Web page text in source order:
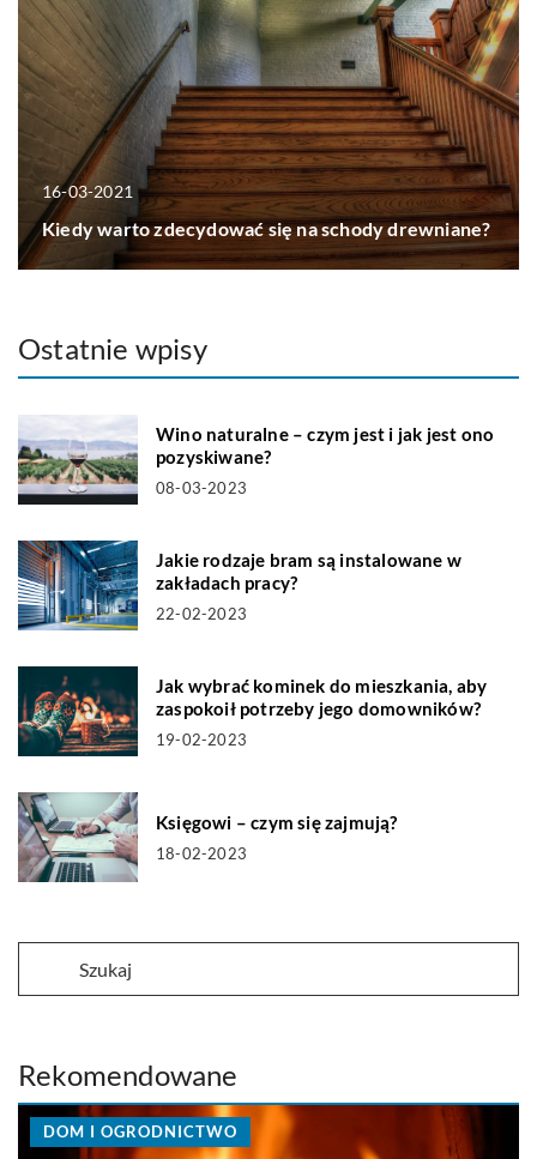
16-03-2021
Kiedy warto zdecydować się na schody drewniane?
Ostatnie wpisy
Wino naturalne – czym jest i jak jest ono
pozyskiwane?
08-03-2023
Jakie rodzaje bram są instalowane w
zakładach pracy?
22-02-2023
Jak wybrać kominek do mieszkania, aby
zaspokoił potrzeby jego domowników?
19-02-2023
Księgowi – czym się zajmują?
18-02-2023
Rekomendowane
DOM I OGRODNICTWO